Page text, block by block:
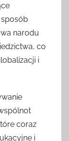
sposób
narodu
co
i
coraz
i